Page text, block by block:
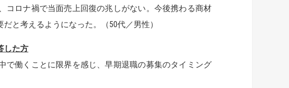
コロナ禍で当面売上回復の兆しがない。今後携わる商材
と考えるようになった。（50代／男性）
した方
で働くことに限界を感じ、早期退職の募集のタイミング